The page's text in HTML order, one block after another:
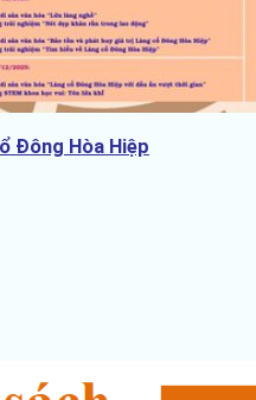
Đông Hòa Hiệp